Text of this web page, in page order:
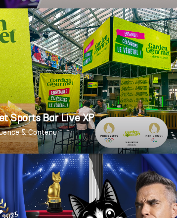
Sports Bar Live XP
& Contenu